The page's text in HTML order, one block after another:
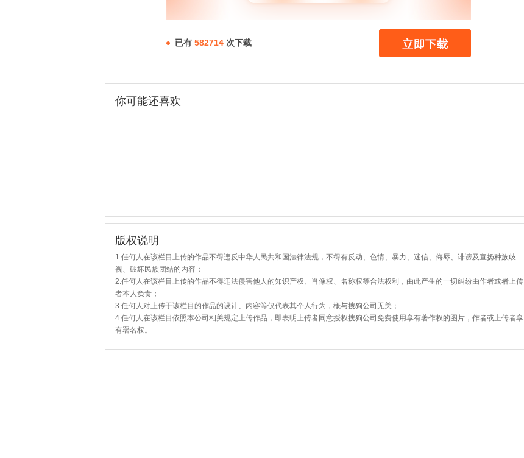
已有 582714 次下载
你可能还喜欢
版权说明
1.任何人在该栏目上传的作品不得违反中华人民共和国法律法规，不得有反动、色情、暴力、迷信、侮辱、诽谤及宣扬种族歧
视、破坏民族团结的内容；
2.任何人在该栏目上传的作品不得违法侵害他人的知识产权、肖像权、名称权等合法权利，由此产生的一切纠纷由作者或者上传
者本人负责；
3.任何人对上传于该栏目的作品的设计、内容等仅代表其个人行为，概与搜狗公司无关；
4.任何人在该栏目依照本公司相关规定上传作品，即表明上传者同意授权搜狗公司免费使用享有著作权的图片，作者或上传者享
有署名权。